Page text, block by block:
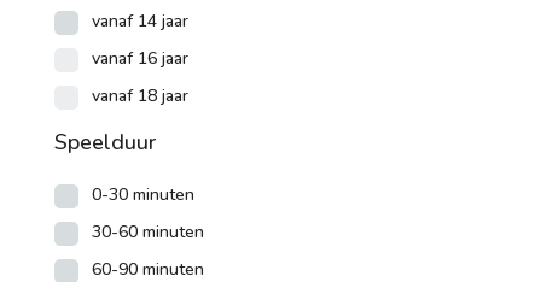
vanaf 14 jaar
vanaf 16 jaar
vanaf 18 jaar
Speelduur
0-30 minuten
30-60 minuten
60-90 minuten